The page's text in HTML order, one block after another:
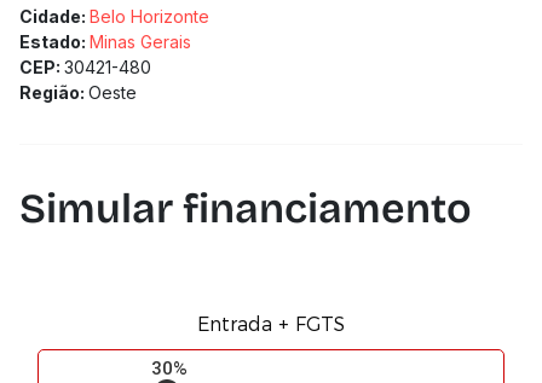
Agende sua visita e descubra o lugar perfeito para você
chamar de lar!
-----------------------------------------------------------
-----------------------------------------------
(Os preços e informações poderão sofrer mudanças.
Cidade: Belo Horizonte
Estado: Minas Gerais
CEP: 30421-480
Região: Oeste
Simular financiamento